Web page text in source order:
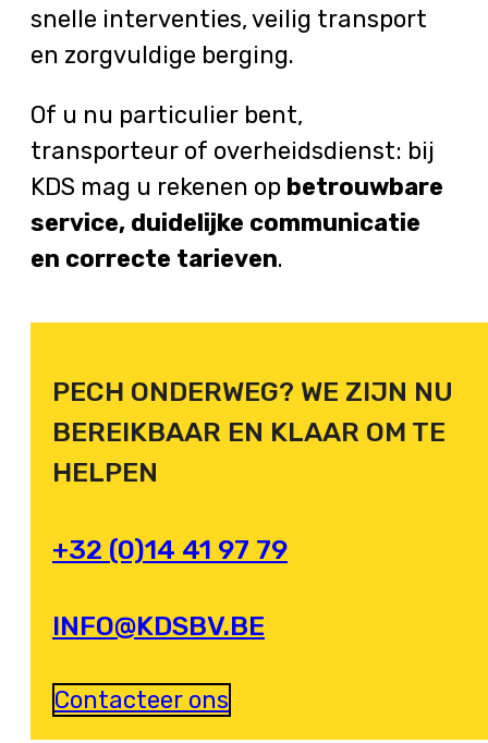
snelle interventies, veilig transport
en zorgvuldige berging.
Of u nu particulier bent,
transporteur of overheidsdienst: bij
KDS mag u rekenen op betrouwbare
service, duidelijke communicatie
en correcte tarieven.
PECH ONDERWEG? WE ZIJN NU
BEREIKBAAR EN KLAAR OM TE
HELPEN
+32 (0)14 41 97 79
INFO@KDSBV.BE
Contacteer ons